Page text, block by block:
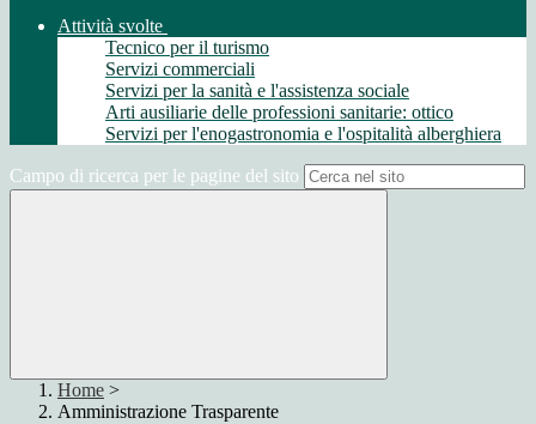
Attività svolte
Tecnico per il turismo
Servizi commerciali
Servizi per la sanità e l'assistenza sociale
Arti ausiliarie delle professioni sanitarie: ottico
Servizi per l'enogastronomia e l'ospitalità alberghiera
Campo di ricerca per le pagine del sito
Home >
Amministrazione Trasparente